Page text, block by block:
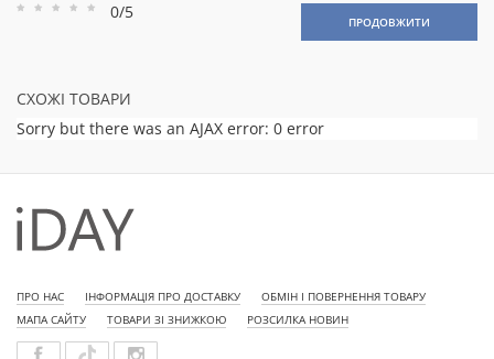
Рейтинг
Рейтинг
Рейтинг
Рейтинг
Рейтинг
0/5 ПРОДОВЖИТИ
СХОЖІ ТОВАРИ
Sorry but there was an AJAX error: 0 error
ПРО НАС ІНФОРМАЦІЯ ПРО ДОСТАВКУ
ОБМІН І ПОВЕРНЕННЯ ТОВАРУ
МАПА САЙТУ
ТОВАРИ ЗІ ЗНИЖКОЮ РОЗСИЛКА НОВИН